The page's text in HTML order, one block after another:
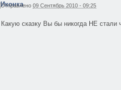
Отправлено09 Сентябрь 2010 - 09:25
Какую сказку Вы бы никогда НЕ стали